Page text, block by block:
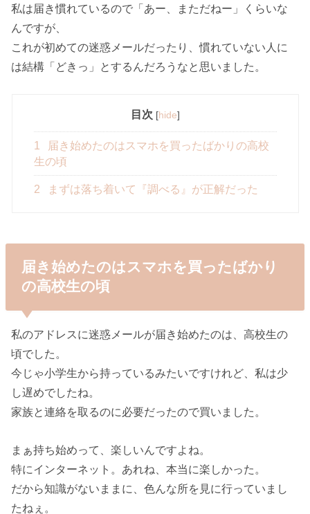
私は届き慣れているので「あー、まただねー」くらいな
んですが、
これが初めての迷惑メールだったり、慣れていない人に
は結構「どきっ」とするんだろうなと思いました。
目次 [hide]
1
届き始めたのはスマホを買ったばかりの高校
生の頃
2 まずは落ち着いて『調べる』が正解だった
届き始めたのはスマホを買ったばかり
の高校生の頃
私のアドレスに迷惑メールが届き始めたのは、高校生の
頃でした。
今じゃ小学生から持っているみたいですけれど、私は少
し遅めでしたね。
家族と連絡を取るのに必要だったので買いました。
まぁ持ち始めって、楽しいんですよね。
特にインターネット。あれね、本当に楽しかった。
だから知識がないままに、色んな所を見に行っていまし
たねぇ。